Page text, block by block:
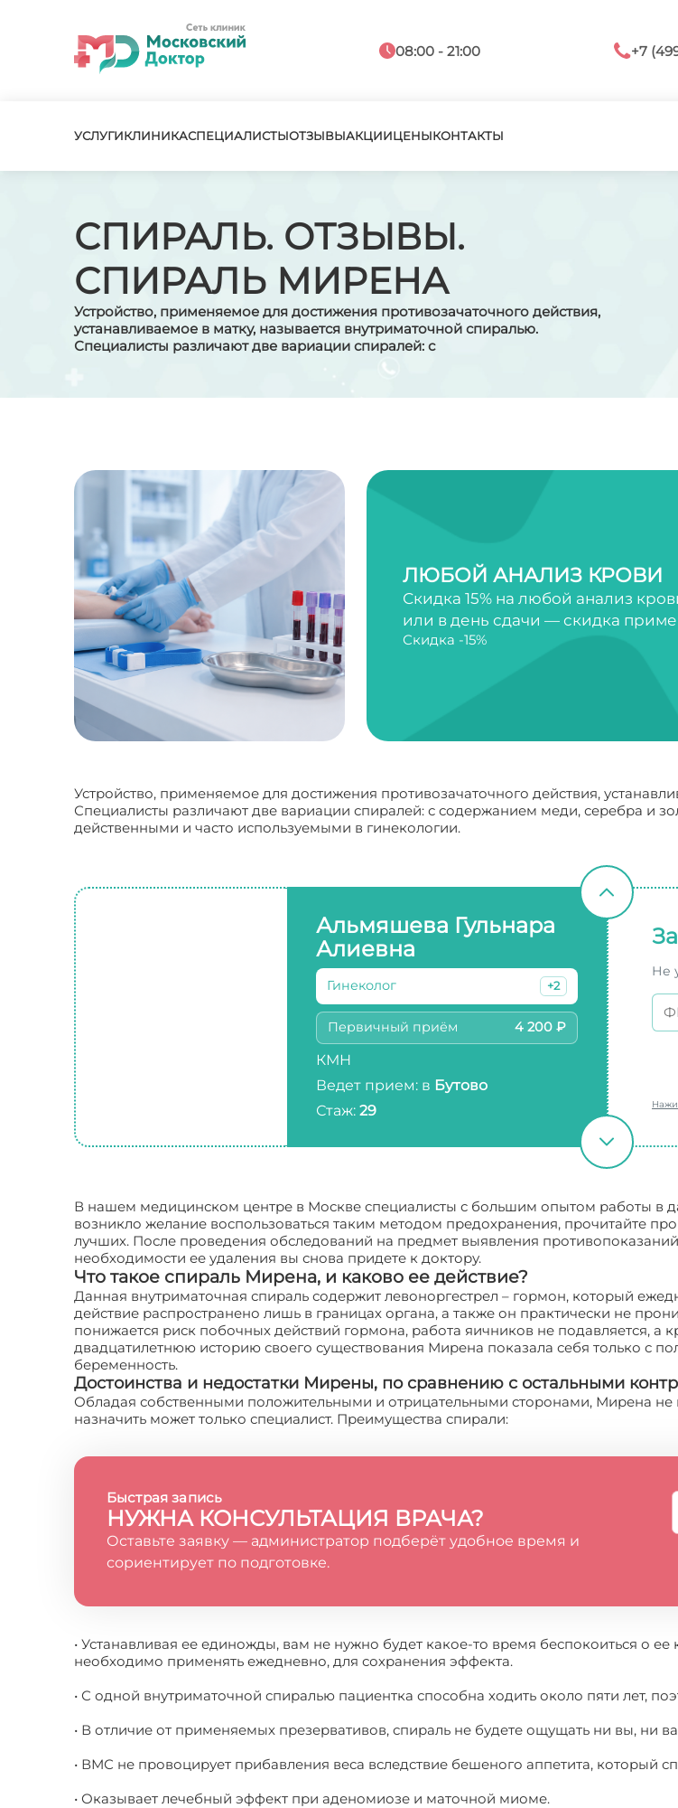
08:00 - 21:00 +7
УСЛУГИКЛИНИКАСПЕЦИАЛИСТЫОТЗЫВЫАКЦИИЦЕНЫКОНТАКТЫ
СПИРАЛЬ. ОТЗЫВЫ.
СПИРАЛЬ МИРЕНА
Устройство, применяемое для достижения противозачаточного действия,
устанавливаемое в матку, называется внутриматочной спиралью.
Специалисты различают две вариации спиралей: с
ЛЮБОЙ АНАЛИЗ КРОВИ
Скидка 15% на любой анализ
или в день сдачи — скидка
Скидка -15%
Устройство, применяемое для достижения противозачаточного действия,
Специалисты различают две вариации спиралей: с содержанием меди, серебра и
действенными и часто используемыми в гинекологии.
Альмяшева Гульнара
Алиевна
Гинеколог +2
Первичный приём 4 200 ₽
КМН
Ведет прием: в Бутово
Стаж: 29
Не
В нашем медицинском центре в Москве специалисты с большим опытом работы в
возникло желание воспользоваться таким методом предохранения, прочитайте
лучших. После проведения обследований на предмет выявления
необходимости ее удаления вы снова придете к доктору.
Что такое спираль Мирена, и каково ее действие?
Данная внутриматочная спираль содержит левоноргестрел – гормон, который
действие распространено лишь в границах органа, а также он практически не
понижается риск побочных действий гормона, работа яичников не подавляется, а
двадцатилетнюю историю своего существования Мирена показала себя только с
беременность.
Достоинства и недостатки Мирены, по сравнению с остальными
Обладая собственными положительными и отрицательными сторонами, Мирена
назначить может только специалист. Преимущества спирали:
Быстрая запись
НУЖНА КОНСУЛЬТАЦИЯ ВРАЧА?
Оставьте заявку — администратор подберёт удобное время и
сориентирует по подготовке.
• Устанавливая ее единожды, вам не нужно будет какое-то время беспокоиться о
необходимо применять ежедневно, для сохранения эффекта.
• С одной внутриматочной спиралью пациентка способна ходить около пяти лет,
• В отличие от применяемых презервативов, спираль не будете ощущать ни вы, ни
• ВМС не провоцирует прибавления веса вследствие бешеного аппетита, который
• Оказывает лечебный эффект при аденомиозе и маточной миоме.